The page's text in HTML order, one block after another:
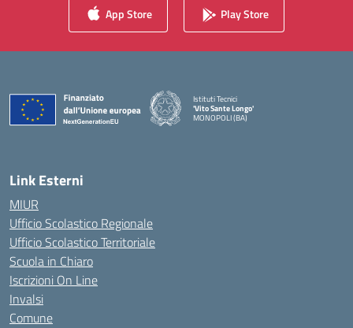
App Store Play Store
Istituti Tecnici
'Vito Sante Longo'
MONOPOLI (BA)
Link Esterni
MIUR
Ufficio Scolastico Regionale
Ufficio Scolastico Territoriale
Scuola in Chiaro
Iscrizioni On Line
Invalsi
Comune